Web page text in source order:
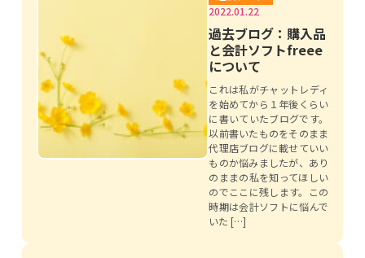
2022.01.22
過去ブログ：購入品
と会計ソフトfreee
について
これは私がチャットレディ
を始めてから１年後くらい
に書いていたブログです。
以前書いたものをそのまま
代理店ブログに載せていい
ものか悩みましたが、あり
のままの私を知ってほしい
のでここに残します。この
時期は会計ソフトに悩んで
いた […]